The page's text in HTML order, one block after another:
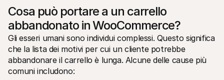
Cosa può portare a un carrello
abbandonato in WooCommerce?
Gli esseri umani sono individui complessi. Questo significa
che la lista dei motivi per cui un cliente potrebbe
abbandonare il carrello è lunga. Alcune delle cause più
comuni includono: